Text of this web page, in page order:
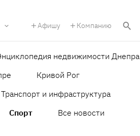
Афишу Компанию
недвижимости Днепра
Кривой Рог
Транспорт и инфраструктура
Спорт Все новости